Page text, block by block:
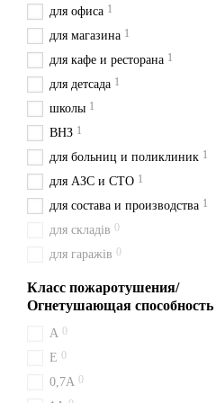
для офиса 1
для магазина 1
для кафе и ресторана 1
для детсада 1
школы 1
ВНЗ 1
для больниц и поликлиник 1
для АЗС и СТО 1
для состава и производства 1
для складів 0
для гаражів 0
Класс пожаротушения/
Огнетушающая способность
A 0
Е 0
0,7А 0